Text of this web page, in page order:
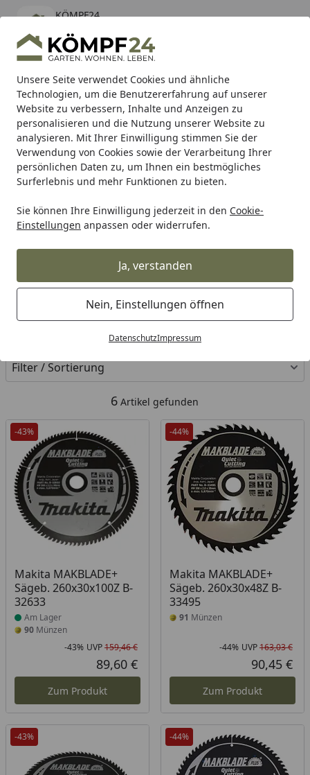
Unsere Seite verwendet Cookies und ähnliche
Technologien, um die Benutzererfahrung auf unserer
Website zu verbessern, Inhalte und Anzeigen zu
personalisieren und die Nutzung unserer Website zu
analysieren. Mit Ihrer Einwilligung stimmen Sie der
Verwendung von Cookies sowie der Verarbeitung Ihrer
persönlichen Daten zu, um Ihnen ein bestmögliches
Surferlebnis und mehr Funktionen zu bieten.
Sie können Ihre Einwilligung jederzeit in den Cookie-
Einstellungen anpassen oder widerrufen.
Ja, verstanden
Nein, Einstellungen öffnen
DatenschutzImpressum
KÖMPF24
kostenlos - Im App Store
Hotline
Alle Produkte
Mein Konto
Suchen
Karibu Pools inkl. gratis Sandfilteranlage & Pool-
Starterset (Gesamtwert bis 468,99€)
Startseite
Makita Zubehör für Maschinen Für Sägen
Makita MakBlade+ Sägeblätter
260mm
Ihre Artikelübersicht
Filter / Sortierung
6 Artikel gefunden
-43%
Makita MAKBLADE+
Sägeb. 260x30x100Z B-
32633
Produkt am Lager
Am Lager
90 Münzen
Rabatt in Prozent
-43%
Ursprünglicher Preis
UVP159,46 €
Aktueller Preis
89,60 €
Zum Produkt
-44%
Makita MAKBLADE+
Sägeb. 260x30x48Z B-
33495
91 Münzen
-44% UVP163,03 €
90,45 €
Zum Produkt
-43% -44%